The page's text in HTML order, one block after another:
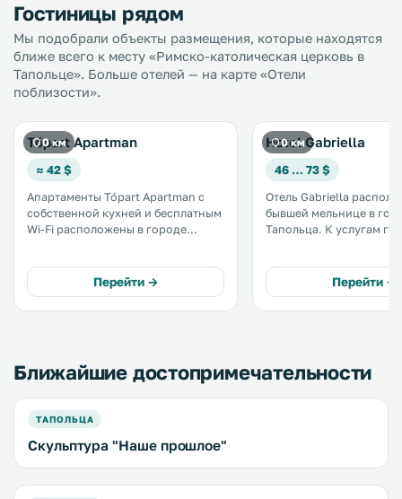
Гостиницы рядом
Мы подобрали объекты размещения, которые находятся
ближе всего к месту «Римско-католическая церковь в
Тапольце». Больше отелей — на карте «Отели
поблизости».
0 км
Tópart Apartman
≈ 42 $
Апартаменты Tópart Apartman с
собственной кухней и бесплатным
Wi-Fi расположены в городе
Перейти →
0 км
Hotel Gabriella
46 … 73 $
Отель Gabriella
бывшей мельнице в
Тапольца. К услугам гостей
в лобби и
регистрации. .
Перейти →
Ближайшие достопримечательности
ТАПОЛЬЦА
Скульптура "Наше прошлое"